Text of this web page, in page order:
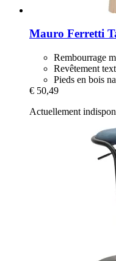
Mauro Ferretti
Rembourrage
Revêtement
Pieds en bois
€ 50,49
Actuellement